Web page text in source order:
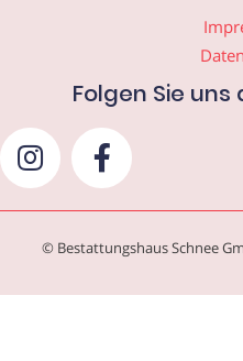
Folgen Sie
© Bestattungshaus Schnee